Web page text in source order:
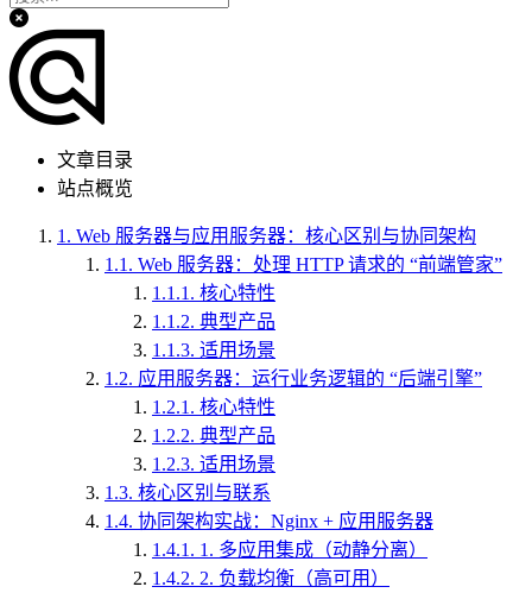
文章目录
站点概览
1. Web 服务器与应用服务器：核心区别与协同架构
1.1. Web 服务器：处理 HTTP 请求的 “前端管家”
1.1.1. 核心特性
1.1.2. 典型产品
1.1.3. 适用场景
1.2. 应用服务器：运行业务逻辑的 “后端引擎”
1.2.1. 核心特性
1.2.2. 典型产品
1.2.3. 适用场景
1.3. 核心区别与联系
1.4. 协同架构实战：Nginx + 应用服务器
1.4.1. 1. 多应用集成（动静分离）
1.4.2. 2. 负载均衡（高可用）